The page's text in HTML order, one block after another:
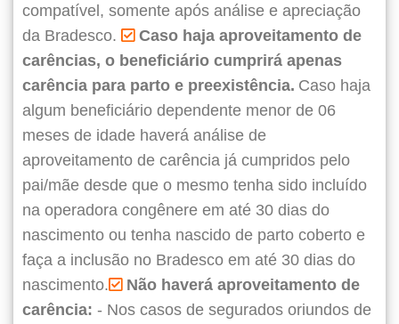
compatível, somente após análise e apreciação
da Bradesco.
Caso haja aproveitamento de
carências, o beneficiário cumprirá apenas
carência para parto e preexistência. Caso haja
algum beneficiário dependente menor de 06
meses de idade haverá análise de
aproveitamento de carência já cumpridos pelo
pai/mãe desde que o mesmo tenha sido incluído
na operadora congênere em até 30 dias do
nascimento ou tenha nascido de parto coberto e
faça a inclusão no Bradesco em até 30 dias do
nascimento.
Não haverá aproveitamento de
carência: - Nos casos de segurados oriundos de